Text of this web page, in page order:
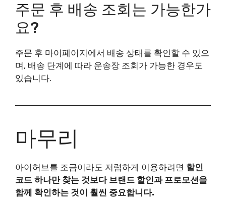
주문 후 배송 조회는 가능한가
요?
주문 후 마이페이지에서 배송 상태를 확인할 수 있으
며, 배송 단계에 따라 운송장 조회가 가능한 경우도
있습니다.
마무리
아이허브를 조금이라도 저렴하게 이용하려면 할인
코드 하나만 찾는 것보다 브랜드 할인과 프로모션을
함께 확인하는 것이 훨씬 중요합니다.